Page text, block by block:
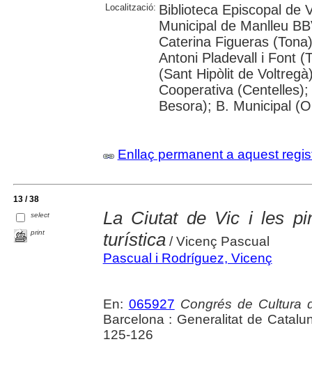
Localització: Biblioteca Episcopal de
Municipal de Manlleu
Caterina Figueras
Antoni Pladevall i Font
(Sant Hipòlit de
Cooperativa
Besora); B. Municipal
Enllaç permanent a aquest
13 / 38
select
print
La Ciutat de Vic i les
turística/ Vicenç Pascual
Pascual i Rodríguez, Vicenç
En: 065927 Congrés de Cultura
Barcelona : Generalitat de
125-126